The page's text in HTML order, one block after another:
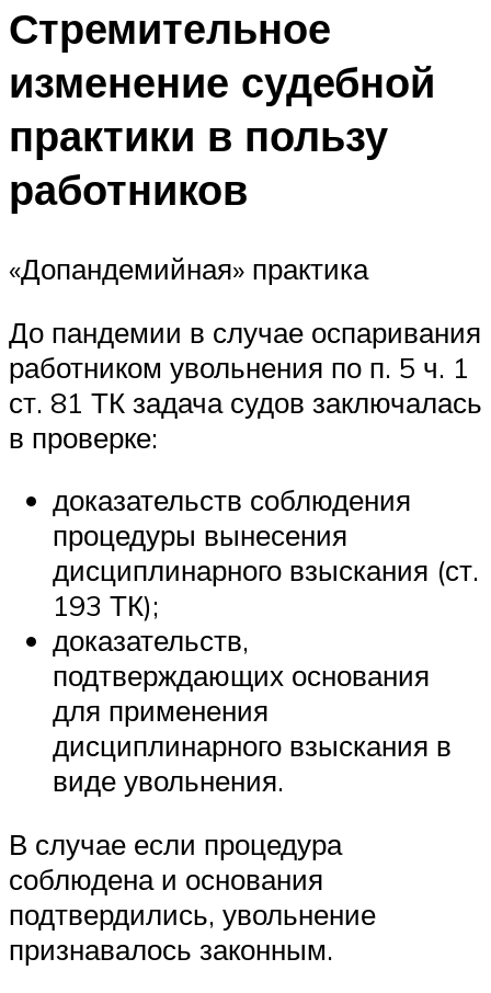
Стремительное
изменение судебной
практики в пользу
работников
«Допандемийная» практика
До пандемии в случае оспаривания
работником увольнения по п. 5 ч. 1
ст. 81 ТК задача судов заключалась
в проверке:
доказательств соблюдения
процедуры вынесения
дисциплинарного взыскания (ст.
193 ТК);
доказательств,
подтверждающих основания
для применения
дисциплинарного взыскания в
виде увольнения.
В случае если процедура
соблюдена и основания
подтвердились, увольнение
признавалось законным.